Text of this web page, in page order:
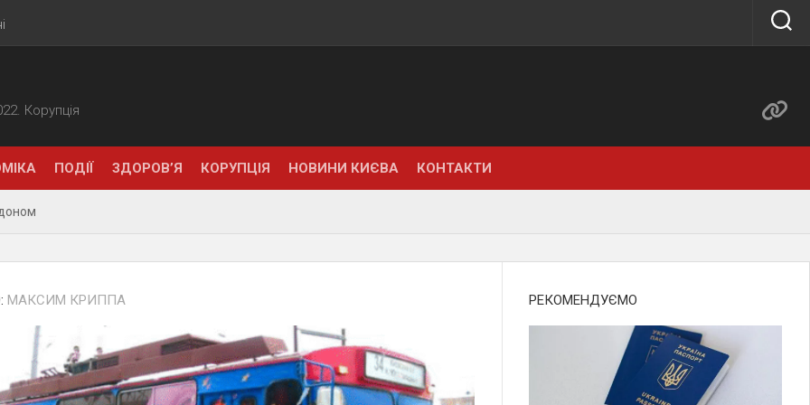
Корупція
ПОДІЇ ЗДОРОВ’Я КОРУПЦІЯ НОВИНИ КИЄВА КОНТАКТИ
МАКСИМ КРИППА РЕКОМЕНДУЄМО